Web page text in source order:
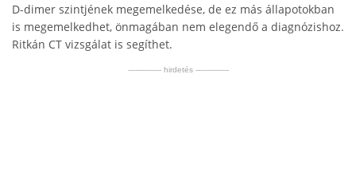
D-dimer szintjének megemelkedése, de ez más állapotokban
is megemelkedhet, önmagában nem elegendő a diagnózishoz.
Ritkán CT vizsgálat is segíthet.
-------------- hirdetés --------------